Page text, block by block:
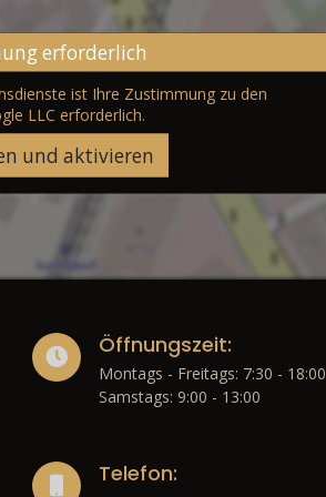
erforderlich
ist Ihre Zustimmung zu den
LLC erforderlich.
und aktivieren
Öffnungszeit:
Montags - Freitags: 7:30 - 18:00
Samstags: 9:00 - 13:00
Telefon: